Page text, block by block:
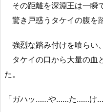
その距離を深淵王は一瞬
驚き戸惑うタケイの腹を
強烈な踏み付けを喰らい
タケイの口から大量の血
た。
「ガハッ……や……た……け